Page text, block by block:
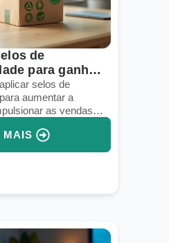
de
para ganhar
selos de
aumentar a
as vendas
MAIS